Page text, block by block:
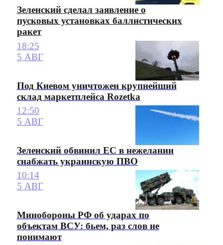
Зеленский сделал заявление о
пусковых установках баллистических
ракет
18:25
5 АВГ
Под Киевом уничтожен крупнейший
склад маркетплейса Rozetka
12:50
5 АВГ
Зеленский обвинил ЕС в нежелании
снабжать украинскую ПВО
10:14
5 АВГ
Минобороны РФ об ударах по
объектам ВСУ: бьем, раз слов не
понимают